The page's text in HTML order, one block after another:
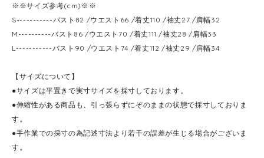
※※サイズ参考(cm)※※
S-----------バスト82 /ウエスト66 /着丈110 /袖丈27 /肩幅32
M----------バスト86 /ウエスト70 /着丈111 /袖丈28 /肩幅33
L-----------バスト90 /ウエスト74 /着丈112 /袖丈29 /肩幅34
【サイズについて】
●サイズは平置きで実寸サイズを採寸しております。
●伸縮性がある商品も、引っ張らずにぞのままの状態で採寸しておりま
す。
●手作業での採寸の為記述寸法より若干の誤差が生じる場合がございま
す。